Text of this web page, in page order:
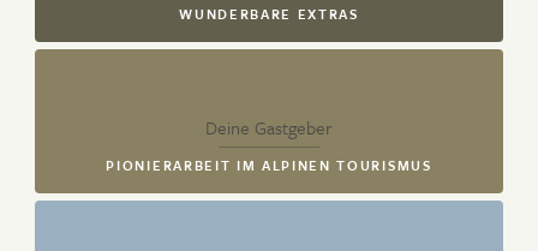
WUNDERBARE EXTRAS
Deine Gastgeber
PIONIERARBEIT IM ALPINEN TOURISMUS